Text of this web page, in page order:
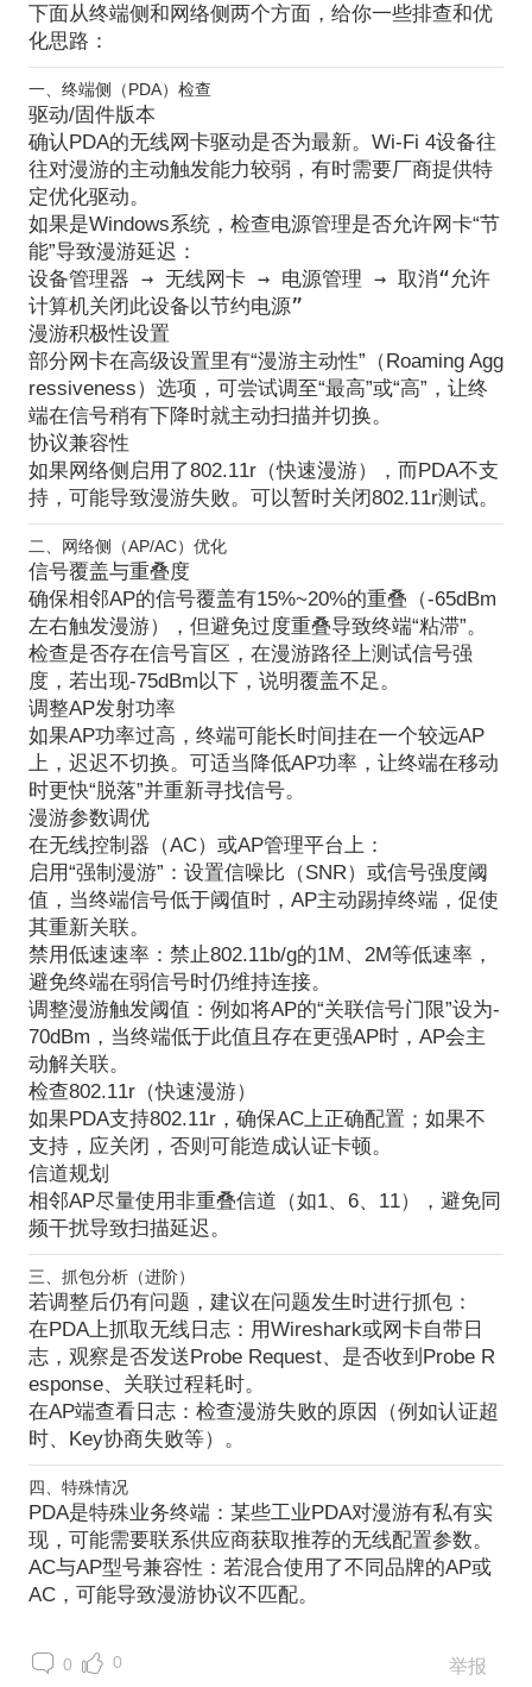
下面从终端侧和网络侧两个方面，给你一些排查和优
化思路：
一、终端侧（PDA）检查
驱动/固件版本
确认PDA的无线网卡驱动是否为最新。Wi-Fi 4设备往
往对漫游的主动触发能力较弱，有时需要厂商提供特
定优化驱动。
如果是Windows系统，检查电源管理是否允许网卡“节
能”导致漫游延迟：
设备管理器 → 无线网卡 → 电源管理 → 取消“允许
计算机关闭此设备以节约电源”
漫游积极性设置
部分网卡在高级设置里有“漫游主动性”（Roaming Agg
ressiveness）选项，可尝试调至“最高”或“高”，让终
端在信号稍有下降时就主动扫描并切换。
协议兼容性
如果网络侧启用了802.11r（快速漫游），而PDA不支
持，可能导致漫游失败。可以暂时关闭802.11r测试。
二、网络侧（AP/AC）优化
信号覆盖与重叠度
确保相邻AP的信号覆盖有15%~20%的重叠 （-65dBm
左右触发漫游），但避免过度重叠导致终端“粘滞”。
检查是否存在信号盲区，在漫游路径上测试信号强
度，若出现-75dBm以下，说明覆盖不足。
调整AP发射功率
如果AP功率过高，终端可能长时间挂在一个较远AP
上，迟迟不切换。可适当降低AP功率，让终端在移动
时更快“脱落”并重新寻找信号。
漫游参数调优
在无线控制器（AC）或AP管理平台上：
启用“强制漫游” ：设置信噪比（SNR）或信号强度阈
值，当终端信号低于阈值时，AP主动踢掉终端，促使
其重新关联。
禁用低速速率：禁止802.11b/g的1M、2M等低速率，
避免终端在弱信号时仍维持连接。
调整漫游触发阈值 ：例如将AP的“关联信号门限”设为-
70dBm，当终端低于此值且存在更强AP时，AP会主
动解关联。
检查802.11r（快速漫游）
如果PDA支持802.11r，确保AC上正确配置；如果不
支持，应关闭，否则可能造成认证卡顿。
信道规划
相邻AP尽量使用非重叠信道 （如1、6、11），避免同
频干扰导致扫描延迟。
三、抓包分析（进阶）
若调整后仍有问题，建议在问题发生时进行抓包：
在PDA上抓取无线日志：用Wireshark或网卡自带日
志，观察是否发送Probe Request、是否收到Probe R
esponse、关联过程耗时。
在AP端查看日志：检查漫游失败的原因（例如认证超
时、Key协商失败等）。
四、特殊情况
PDA是特殊业务终端：某些工业PDA对漫游有私有实
现，可能需要联系供应商获取推荐的无线配置参数。
AC与AP型号兼容性 ：若混合使用了不同品牌的AP或
AC，可能导致漫游协议不匹配。
0 0 举报